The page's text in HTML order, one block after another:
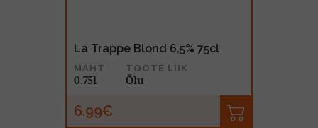
La Trappe Blond 6,5% 75cl
MAHT
0.75l
TOOTE LIIK
Õlu
6.99€